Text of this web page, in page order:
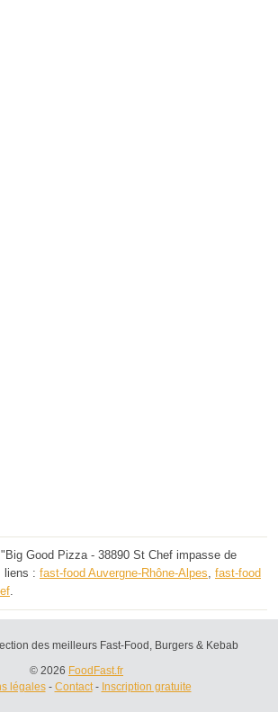
Good Pizza - 38890 St Chef impasse de
liens : fast-food Auvergne-Rhône-Alpes fast-food
des meilleurs Fast-Food, Burgers & Kebab
© 2026 FoodFast.fr
légales- Contact- Inscription gratuite